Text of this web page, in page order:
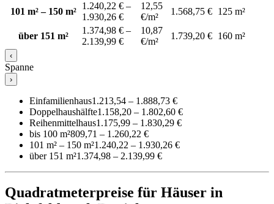
101 m² – 150 m²
1.240,22 € –
1.930,26 €
12,55
€/m²
1.568,75 € 125 m²
über 151 m²
1.374,98 € –
2.139,99 €
10,87
€/m²
1.739,20 € 160 m²
‹
Spanne
›
Einfamilienhaus1.213,54 – 1.888,73 €
Doppelhaushälfte1.158,20 – 1.802,60 €
Reihenmittelhaus1.175,99 – 1.830,29 €
bis 100 m²809,71 – 1.260,22 €
101 m² – 150 m²1.240,22 – 1.930,26 €
über 151 m²1.374,98 – 2.139,99 €
Quadratmeterpreise für Häuser in